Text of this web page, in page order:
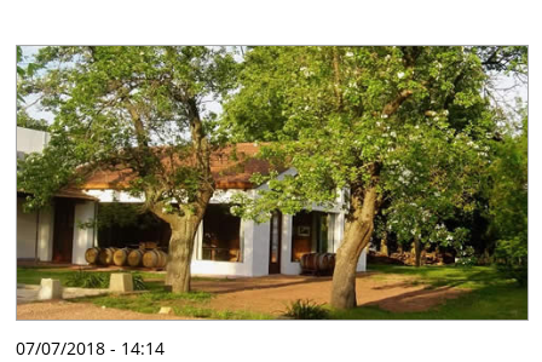
07/07/2018 - 14:14